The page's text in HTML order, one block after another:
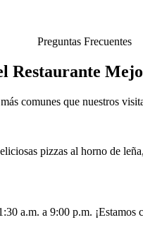
Preguntas Frecuentes
Restaurante
comunes que nuestros
pizzas al horno de leña,
a.m. a 9:00 p.m. ¡Estamos